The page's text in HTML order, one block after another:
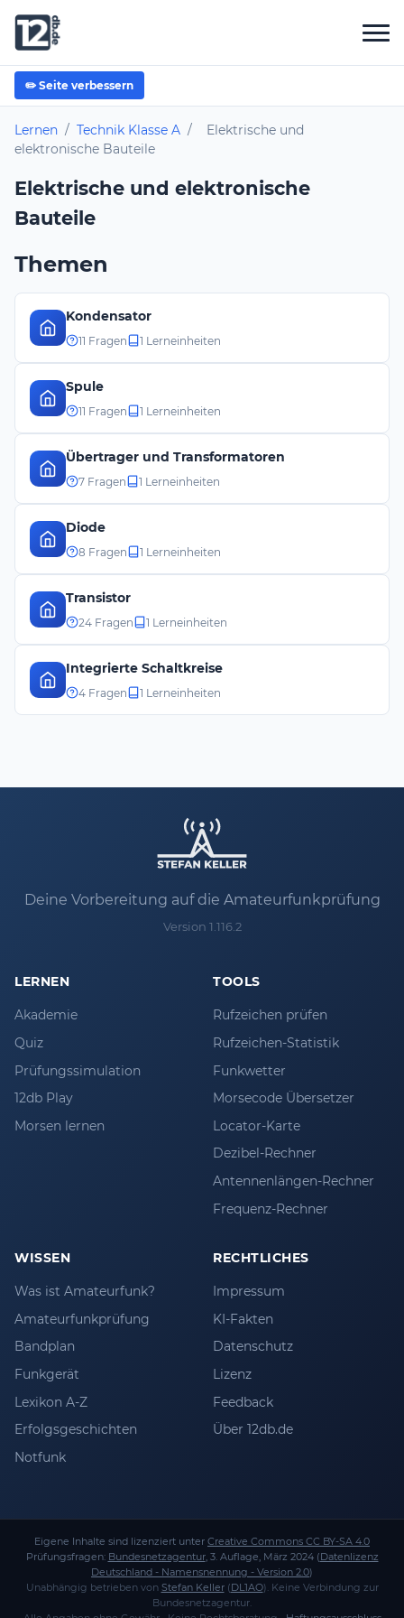
✏️ Seite verbessern
Lernen / Technik Klasse A /
Elektrische und
elektronische Bauteile
Elektrische und elektronische
Bauteile
Themen
Kondensator
11 Fragen 1 Lerneinheiten
Spule
11 Fragen 1 Lerneinheiten
Übertrager und Transformatoren
7 Fragen 1 Lerneinheiten
Diode
8 Fragen 1 Lerneinheiten
Transistor
24 Fragen 1 Lerneinheiten
Integrierte Schaltkreise
4 Fragen 1 Lerneinheiten
Deine Vorbereitung auf die Amateurfunkprüfung
Version 1.116.2
LERNEN
Akademie
Quiz
Prüfungssimulation
12db Play
Morsen lernen
TOOLS
Rufzeichen prüfen
Rufzeichen-Statistik
Funkwetter
Morsecode Übersetzer
Locator-Karte
Dezibel-Rechner
Antennenlängen-Rechner
Frequenz-Rechner
WISSEN
Was ist Amateurfunk?
Amateurfunkprüfung
Bandplan
Funkgerät
Lexikon A-Z
Erfolgsgeschichten
Notfunk
RECHTLICHES
Impressum
KI-Fakten
Datenschutz
Lizenz
Feedback
Über 12db.de
Eigene Inhalte sind lizenziert unter Creative Commons CC BY-SA 4.0
Prüfungsfragen: Bundesnetzagentur, 3. Auflage, März 2024 (Datenlizenz
Deutschland - Namensnennung - Version 2.0)
Unabhängig betrieben von Stefan Keller(DL1AO). Keine Verbindung zur
Bundesnetzagentur.